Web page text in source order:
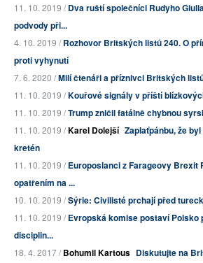
11. 10. 2019 /Dva ruští společníci Rudyho
podvody při...
4. 10. 2019 /Rozhovor Britských listů 240. O
proti vyhynutí
7. 6. 2020 /Milí čtenáři a příznivci Britských
11. 10. 2019 /Kouřové signály v příští
11. 10. 2019 /Trump zničil fatálně chybnou
11. 10. 2019 /Karel Dolejší Zaplaťpánbu, že
kretén
11. 10. 2019 /Europoslanci z Farageovy Brexit
opatřením na ...
10. 10. 2019 /Sýrie: Civilisté prchají před
11. 10. 2019 /Evropská komise postaví Polsko
disciplin...
18. 4. 2017 /Bohumil Kartous Diskutujte na